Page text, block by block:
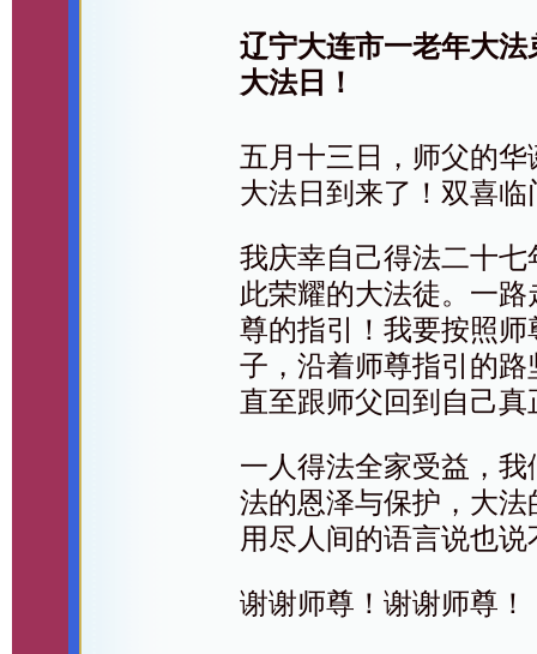
辽宁大连市一老年大
大法日！
五月十三日，师父的
大法日到来了！双喜临
我庆幸自己得法二十
此荣耀的大法徒。一
尊的指引！我要按照
子，沿着师尊指引的
直至跟师父回到自己真
一人得法全家受益，
法的恩泽与保护，大
用尽人间的语言说也
谢谢师尊！谢谢师尊！